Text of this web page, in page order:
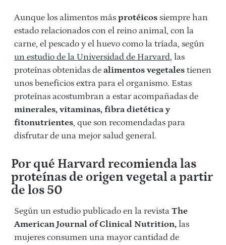
Aunque los alimentos más protéicos siempre han
estado relacionados con el reino animal, con la
carne, el pescado y el huevo como la tríada, según
un estudio de la Universidad de Harvard, las
proteínas obtenidas de alimentos vegetales tienen
unos beneficios extra para el organismo. Estas
proteínas acostumbran a estar acompañadas de
minerales, vitaminas, fibra dietética y
fitonutrientes, que son recomendadas para
disfrutar de una mejor salud general.
Por qué Harvard recomienda las
proteínas de origen vegetal a partir
de los 50
Según un estudio publicado en la revista The
American Journal of Clinical Nutrition, las
mujeres consumen una mayor cantidad de